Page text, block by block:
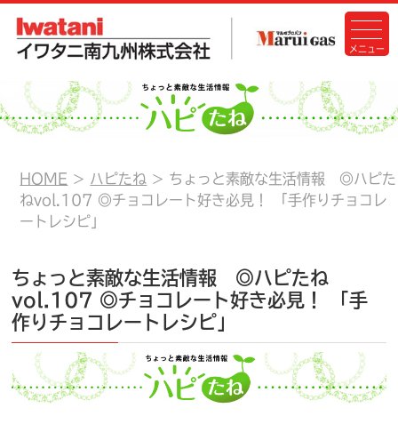
HOME ハピたね
ちょっと素敵な生活情報 ◎ハピた
ねvol.107 ◎チョコレート好き必見！ 「手作りチョコレ
ートレシピ」
ちょっと素敵な生活情報 ◎ハピたね
vol.107 ◎チョコレート好き必見！ 「手
作りチョコレートレシピ」